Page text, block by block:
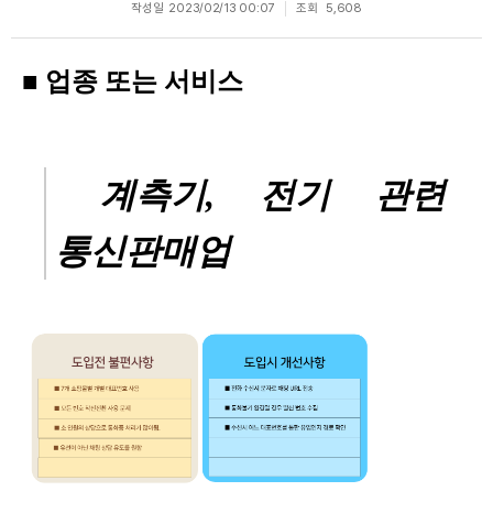
작성일 2023/02/13 00:07 조회 5,608
■ 업종 또는 서비스
계측기, 전기 관련
통신판매업